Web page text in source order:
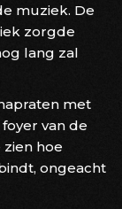
muziek. De
zorgde
lang zal
met
van de
hoe
ongeacht